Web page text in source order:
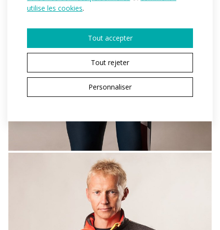
utilise les cookies.
Tout accepter
Tout rejeter
Personnaliser